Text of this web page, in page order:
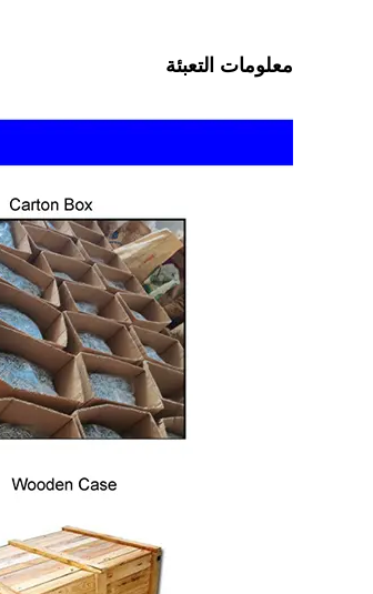
معلومات التعبئة